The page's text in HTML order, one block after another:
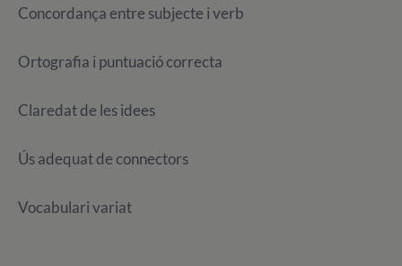
Concordança entre subjecte i verb
Ortografia i puntuació correcta
Claredat de les idees
Ús adequat de connectors
Vocabulari variat